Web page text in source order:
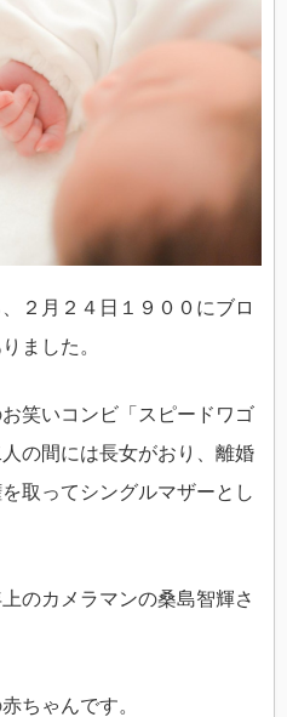
２月２４日１９００にブロ
ました。
笑いコンビ「スピードワゴ
の間には長女がおり、離婚
取ってシングルマザーとし
のカメラマンの桑島智輝さ
ちゃんです。